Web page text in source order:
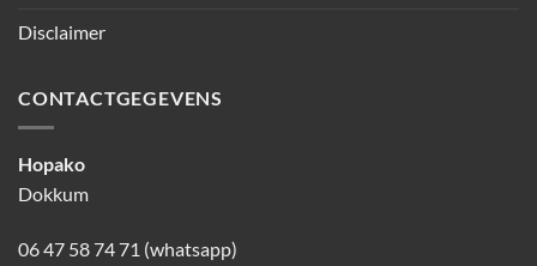
Disclaimer
CONTACTGEGEVENS
Hopako
Dokkum
06 47 58 74 71 (whatsapp)